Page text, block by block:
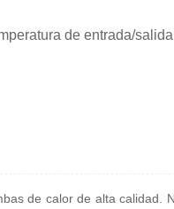
de entrada/salida
de calor de alta calidad.